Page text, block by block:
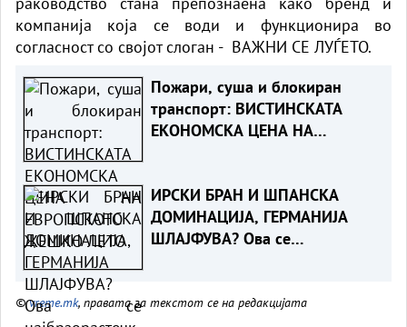
компанија која се води и функционира во
согласност со својот слоган - ВАЖНИ СЕ ЛУЃЕТО.
Пожари, суша и блокиран
транспорт: ВИСТИНСКАТА
ЕКОНОМСКА ЦЕНА НА
ИРСКИ БРАН И ШПАНСКА
ДОМИНАЦИЈА, ГЕРМАНИЈА
ШЛАЈФУВА? Ова се
©vreme.mk, правата за текстот се на редакцијата